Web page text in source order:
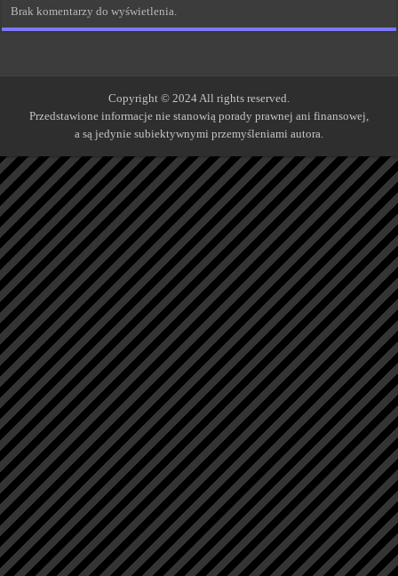
Brak komentarzy do wyświetlenia.
Copyright © 2024 All rights reserved.
Przedstawione informacje nie stanowią porady prawnej ani finansowej,
a są jedynie subiektywnymi przemyśleniami autora.